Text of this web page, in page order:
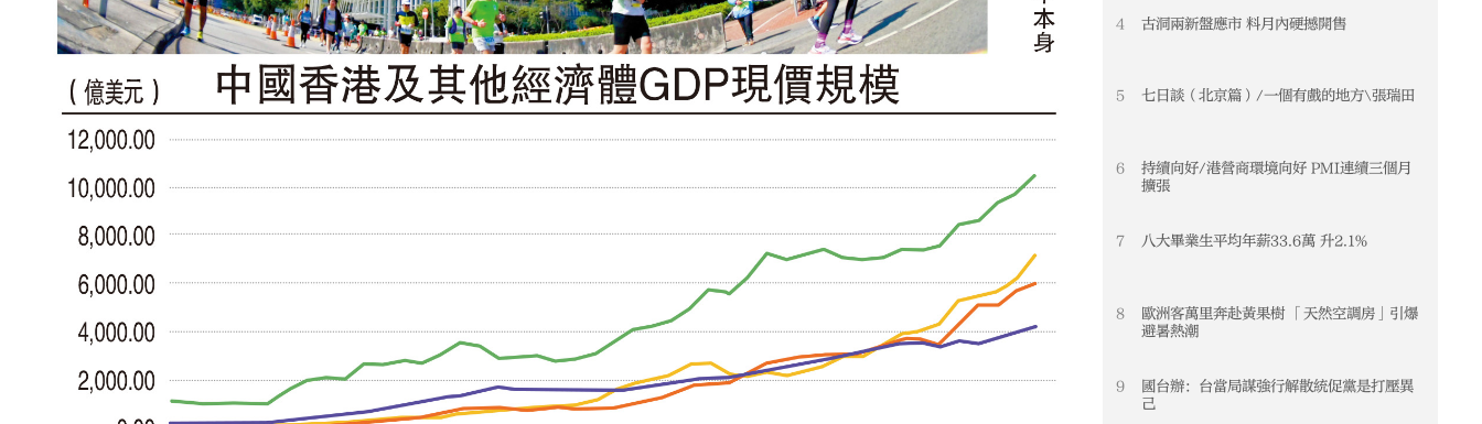
4 古洞兩新盤應市 料月內硬撼開售
5 七日談（北京篇）/一個有戲的地方\張瑞田
6
持續向好/港營商環境向好 PMI連續三個月
擴張
7 八大畢業生平均年薪33.6萬 升2.1%
8
歐洲客萬里奔赴黃果樹 「天然空調房」引爆
避暑熱潮
9
國台辦：台當局謀強行解散統促黨是打壓異
己